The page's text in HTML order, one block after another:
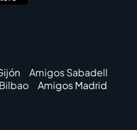
Amigos Sabadell
Amigos Madrid